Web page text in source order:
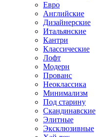
Евро
Английские
Дизайнерские
Итальянские
Кантри
Классические
Лофт
Модерн
Прованс
Неоклассика
Минимализм
Под старину
Скандинавские
Элитные
Эксклюзивные